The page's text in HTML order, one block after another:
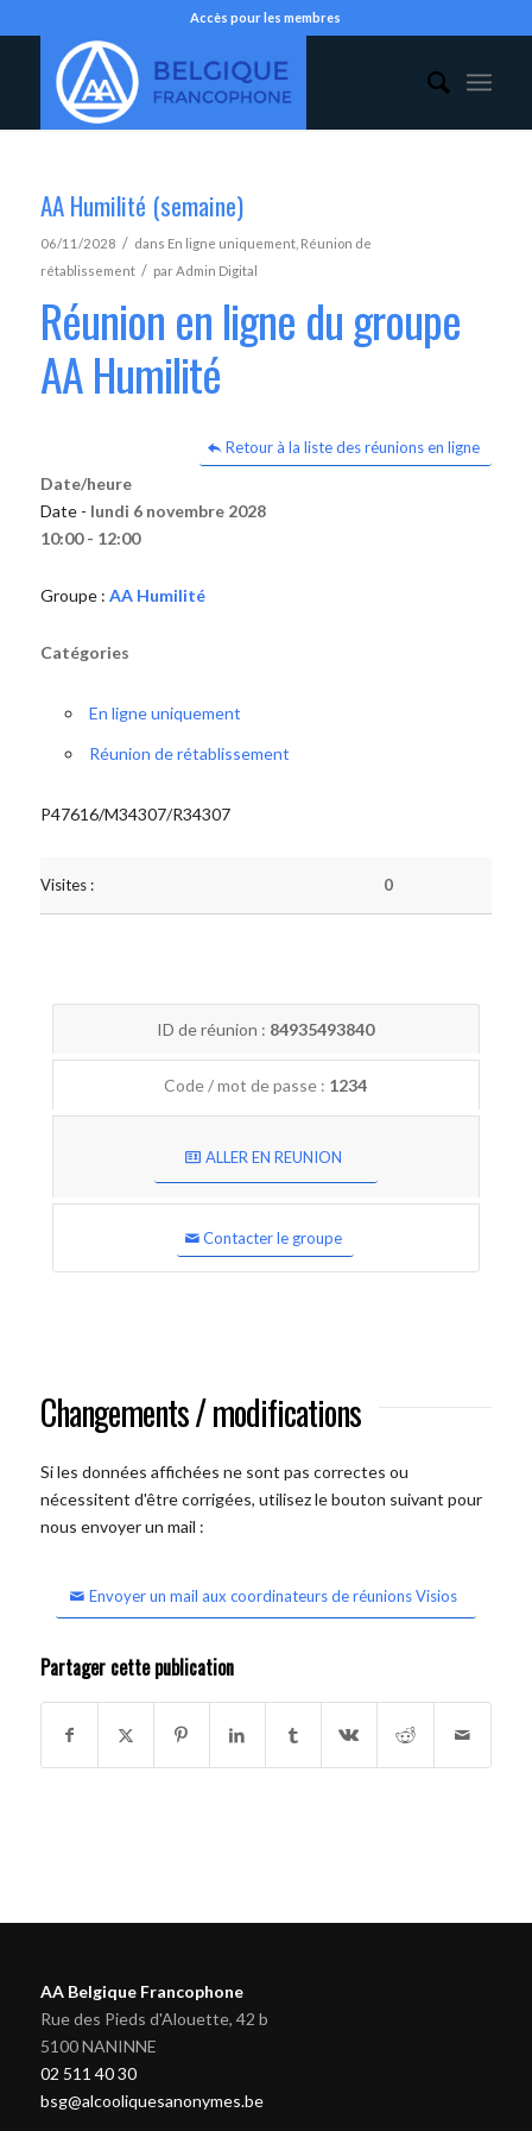
Accès pour les membres
AA Humilité (semaine)
06/11/2028 / dans En ligne uniquement, Réunion de
rétablissement / parAdmin Digital
Réunion en ligne du groupe
AA Humilité
Retour à la liste des réunions en ligne
Date/heure
Date - lundi 6 novembre 2028
10:00 - 12:00
Groupe : AA Humilité
Catégories
En ligne uniquement
Réunion de rétablissement
P47616/M34307/R34307
Visites : 0
ID de réunion : 84935493840
Code / mot de passe : 1234
ALLER EN REUNION
Contacter le groupe
Changements / modifications
Si les données affichées ne sont pas correctes ou
nécessitent d'être corrigées, utilisez le bouton suivant pour
nous envoyer un mail :
Envoyer un mail aux coordinateurs de réunions Visios
Partager cette publication
AA Belgique Francophone
Rue des Pieds d'Alouette, 42 b
5100 NANINNE
02 511 40 30
bsg@alcooliquesanonymes.be